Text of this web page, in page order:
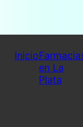
Inicio
en La
Plata